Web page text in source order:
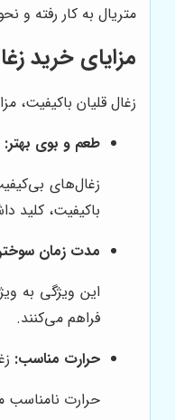
متریال به کار رفته و
مزایای خرید
زغال قلیان باکیفیت،
طعم و بوی بهتر:
زغال‌های
باکیفیت،
مدت زمان
این ویژگی به
فراهم می‌کنند.
حرارت مناسب:
حرارت نامناسب